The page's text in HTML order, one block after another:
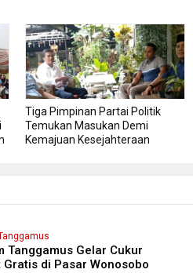
Tiga Pimpinan Partai Politik
Temukan Masukan Demi
Kemajuan Kesejahteraan
Tanggamus Gelar Cukur
Gratis di Pasar Wonosobo